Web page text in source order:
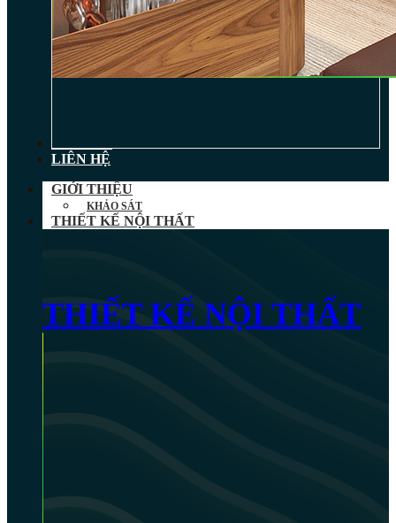
LIÊN HỆ
GIỚI THIỆU
KHẢO SÁT
THIẾT KẾ NỘI THẤT
THIẾT KẾ NỘI THẤT